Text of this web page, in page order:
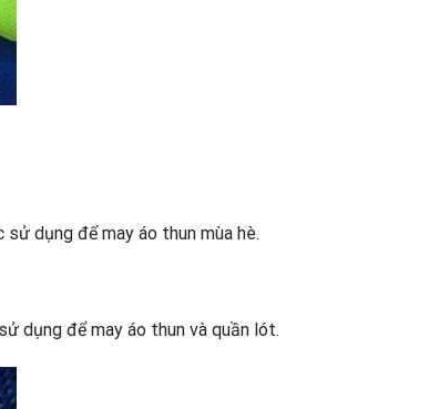
dụng để may áo thun mùa hè.
dụng để may áo thun và quần lót.